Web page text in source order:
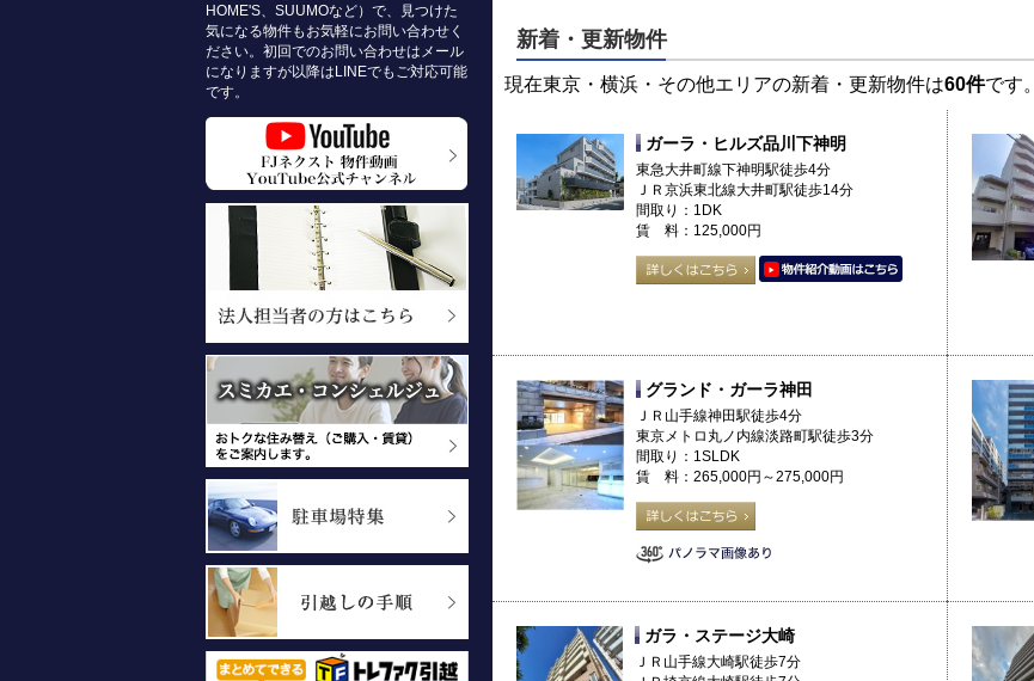
HOME'S、SUUMOなど）で、見つけた
気になる物件もお気軽にお問い合わせく
ださい。初回でのお問い合わせはメール
になりますが以降はLINEでもご対応可能
です。
新着・更新物件
現在東京・横浜・その他エリアの新着・更新物件は60件です。
ガーラ・ヒルズ品川下神明
東急大井町線下神明駅徒歩4分
ＪＲ京浜東北線大井町駅徒歩14分
間取り：1DK
賃 料：125,000円
グランド・ガーラ神田
ＪＲ山手線神田駅徒歩4分
東京メトロ丸ノ内線淡路町駅徒歩3分
間取り：1SLDK
賃 料：265,000円～275,000円
ガラ・ステージ大崎
ＪＲ山手線大崎駅徒歩7分